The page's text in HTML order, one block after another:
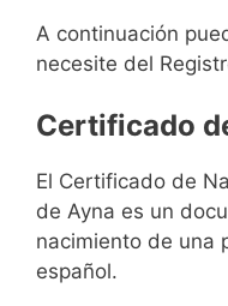
A continuación
necesite del
Certificado
El Certificado de
de Ayna es un
nacimiento de una
español.